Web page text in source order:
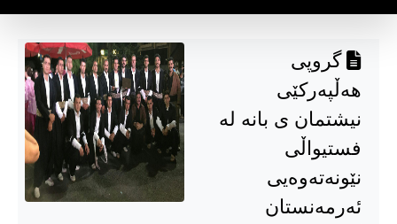
گروپی
هەڵپەرکێی
نیشتمان ی بانە لە
فستیواڵی
نێونەتەوەیی
ئەرمەنستان